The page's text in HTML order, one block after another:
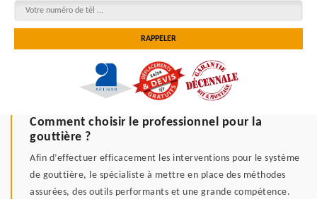
Comment choisir le professionnel pour la
gouttière ?
Afin d’effectuer efficacement les interventions pour le système
de gouttière, le spécialiste à mettre en place des méthodes
assurées, des outils performants et une grande compétence.